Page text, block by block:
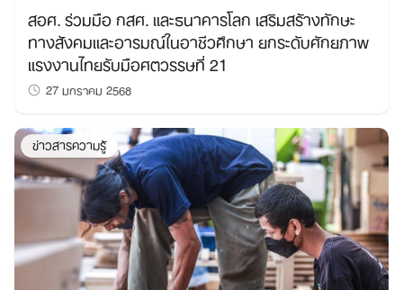
สอศ. ร่วมมือ กสศ. และธนาคารโลก เสริมสร้างทักษะ
ทางสังคมและอารมณ์ในอาชีวศึกษา ยกระดับศักยภาพ
แรงงานไทยรับมือศตวรรษที่ 21
27 มกราคม 2568
ข่าวสารความรู้